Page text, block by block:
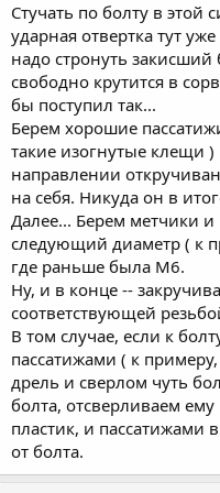
Стучать по болту в этой
ударная отвертка тут
надо стронуть закисший
свободно крутится в
бы поступил так...
Берем хорошие
такие изогнутые клещи
направлении
на себя. Никуда он в
Далее... Берем метчики и
следующий диаметр ( к
где раньше была М6.
Ну, и в конце --
соответствующей
В том случае, если к
пассатижами ( к
дрель и сверлом чуть
болта, отсверливаем
пластик, и пассатижами
от болта.